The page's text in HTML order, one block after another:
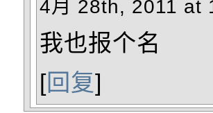
4月 28th, 2011 at
我也报个名
[回复]